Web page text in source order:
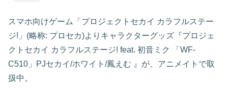
スマホ向けゲーム「プロジェクトセカイ カラフルステー
ジ!」(略称: プロセカ)よりキャラクターグッズ『プロジェ
クトセカイ カラフルステージ! feat. 初音ミク 「WF-
C510」PJセカイ/ホワイト/鳳えむ 』が、アニメイトで取
扱中。